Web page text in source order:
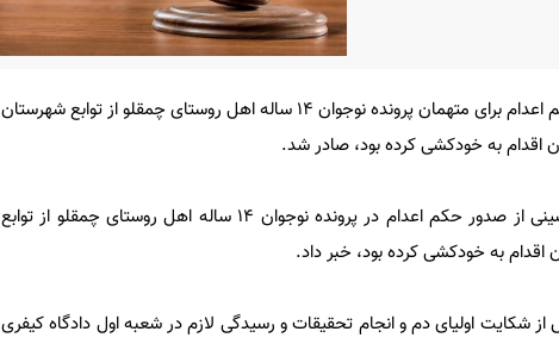
رئیس کل دادگستری استان کردستان گفت: حکم اعدام برای متهمان پرونده نوجوان ۱۴ ساله اهل روستای چمقلو از توابع شهرستان
اقدام به خودکشی کرده بود، صادر شد.
به گزارش میزان، حجت‌الاسلام والمسلمین حسینی از صدور حکم اعدام در پرونده نوجوان ۱۴ ساله اهل روستای چمقلو از توابع
به خودکشی کرده بود، خبر داد.
اولیای دم و انجام تحقیقات و رسیدگی لازم در شعبه اول دادگاه کیفری